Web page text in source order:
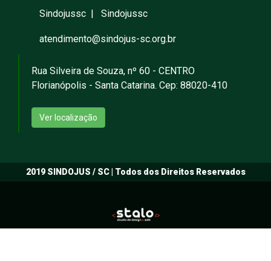
Sindojussc
Sindojussc
atendimento@sindojus-sc.org.br
Rua Silveira de Souza, nº 60 - CENTRO
Florianópolis - Santa Catarina. Cep: 88020-410
Ver localização
2019 SINDOJUS / SC | Todos dos Direitos Reservados